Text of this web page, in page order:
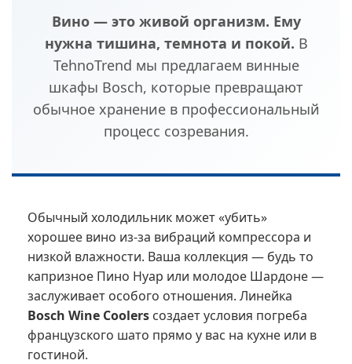
Вино — это живой организм. Ему
нужна тишина, темнота и покой. В
TehnoTrend мы предлагаем винные
шкафы Bosch, которые превращают
обычное хранение в профессиональный
процесс созревания.
Обычный холодильник может «убить»
хорошее вино из-за вибраций компрессора и
низкой влажности. Ваша коллекция — будь то
капризное Пино Нуар или молодое Шардоне —
заслуживает особого отношения. Линейка
Bosch Wine Coolers создает условия погреба
французского шато прямо у вас на кухне или в
гостиной.